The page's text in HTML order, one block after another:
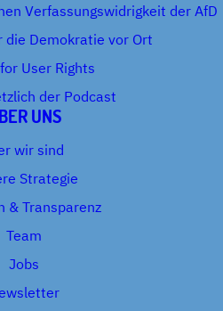
Verfassungswidrigkeit der AfD
die Demokratie vor Ort
User Rights
der Podcast
UNS
wir sind
Strategie
& Transparenz
Team
Jobs